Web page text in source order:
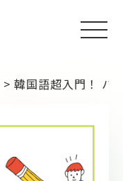
> 韓国語超入門！ ハ